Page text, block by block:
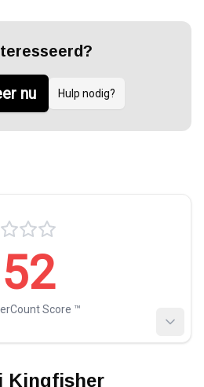
nu Hulp nodig?
52
Score ™️
Kingfisher